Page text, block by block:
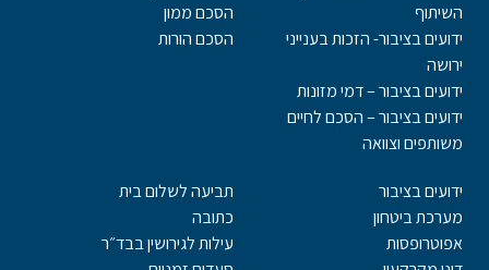
השיתוף
ידועים בציבור- הזכות בענייני
ירושה
ידועים בציבור – דמי מזונות
ידועים בציבור – הסכם לחיים
משותפים וצוואה
הסכם ממון
הסכם הורות
ידועים בציבור
מערכת ביטחון
אפוטרופסות
תביעה לשלום בית
כתובה
עילות לגירושין בבד״ר